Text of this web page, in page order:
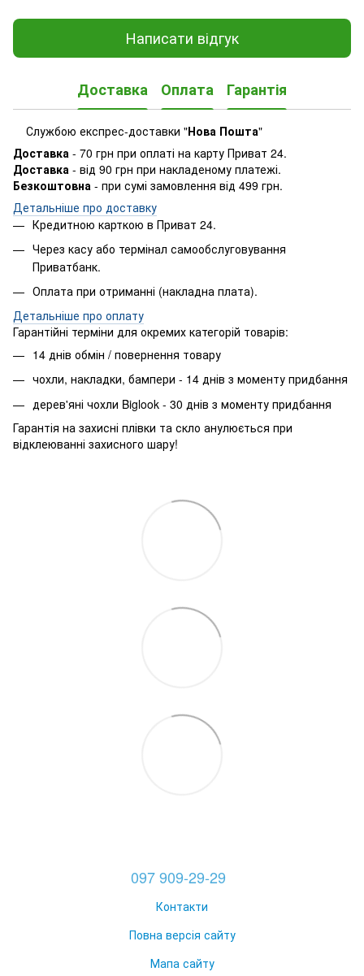
Написати відгук
Доставка Оплата Гарантія
Службою експрес-доставки "Нова Пошта"
Доставка - 70 грн при оплаті на карту Приват 24.
Доставка - від 90 грн при накладеному платежі.
Безкоштовна - при сумі замовлення від 499 грн.
Детальніше про доставку
Кредитною карткою в Приват 24.
Через касу або термінал самообслуговування
Приватбанк.
Оплата при отриманні (накладна плата).
​Детальніше про оплату
Гарантійні терміни для окремих категорій товарів:
14 днів обмін / повернення товару
чохли, накладки, бампери - 14 днів з моменту придбання
дерев'яні чохли Biglook - 30 днів з моменту придбання
Гарантія на захисні плівки та скло анулюється при
відклеюванні захисного шару!
097 909-29-29
Контакти
Повна версія сайту
Мапа сайту